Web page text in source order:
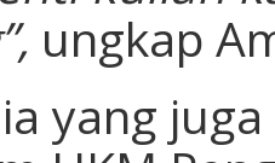
ungkap
yang